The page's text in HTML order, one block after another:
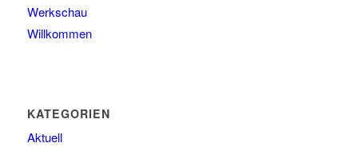
Werkschau
Willkommen
KATEGORIEN
Aktuell